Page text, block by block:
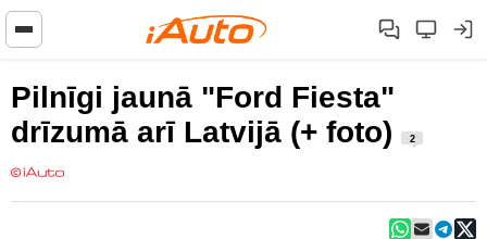
Pilnīgi jaunā "Ford Fiesta"
drīzumā arī Latvijā (+ foto)
2